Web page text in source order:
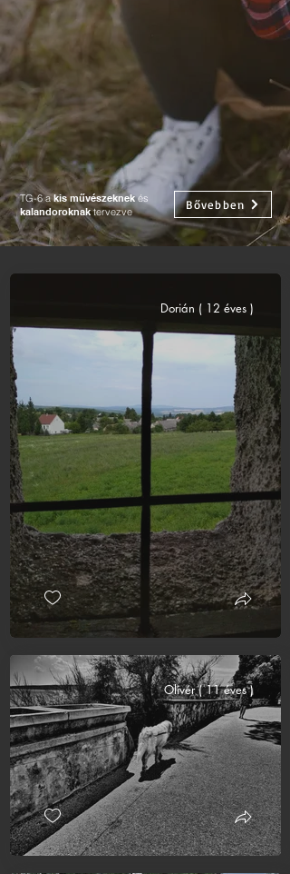
TG-6 akis művészeknekés
kalandoroknaktervezve Bővebben
Dorián ( 12 éves )
Olivér ( 11 éves )